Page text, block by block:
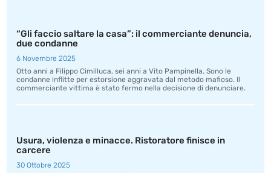
“Gli faccio saltare la casa”: il commerciante denuncia,
due condanne
6 Novembre 2025
Otto anni a Filippo Cimilluca, sei anni a Vito Pampinella. Sono le
condanne inflitte per estorsione aggravata dal metodo mafioso. Il
commerciante vittima è stato fermo nella decisione di denunciare.
Usura, violenza e minacce. Ristoratore finisce in
carcere
30 Ottobre 2025